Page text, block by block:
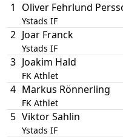
1 Oliver Fehrlund
Ystads IF
2 Joar Franck
Ystads IF
3 Joakim Hald
FK Athlet
4 Markus Rönnerling
FK Athlet
5 Viktor Sahlin
Ystads IF